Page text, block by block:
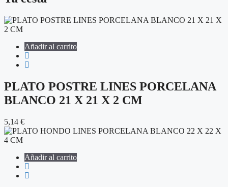
Añadir al carrito
PLATO POSTRE LINES PORCELANA
BLANCO 21 X 21 X 2 CM
5,14 €
Añadir al carrito